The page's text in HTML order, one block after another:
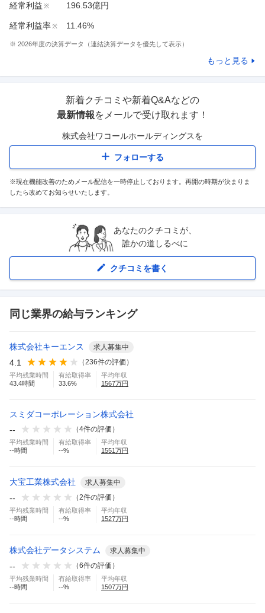
経常利益 ※ 196.53億円
経常利益率※ 11.46%
※ 2026年度の決算データ（連結決算データを優先して表示）
もっと見る
新着クチコミや新着Q&Aなどの
最新情報をメールで受け取れます！
株式会社ワコールホールディングスを
フォローする
※現在機能改善のためメール配信を一時停止しております。再開の時期が決まりま
したら改めてお知らせいたします。
あなたのクチコミが、
誰かの道しるべに
クチコミを書く
同じ業界の給与ランキング
株式会社キーエンス 求人募集中
4.1 （236件の評価）
平均残業時間
43.4時間
有給取得率
33.6%
平均年収
1567万円
スミダコーポレーション株式会社
--
（4件の評価）
平均残業時間
--時間
有給取得率
--%
平均年収
1551万円
大宝工業株式会社 求人募集中
-- （2件の評価）
平均残業時間
--時間
有給取得率
--%
平均年収
1527万円
株式会社データシステム 求人募集中
-- （6件の評価）
平均残業時間
--時間
有給取得率
--%
平均年収
1507万円